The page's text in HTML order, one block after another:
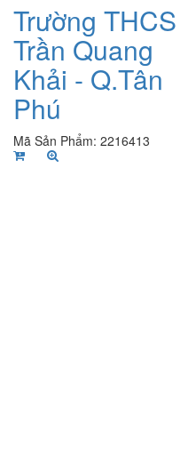
Trường THCS
Trần Quang
Khải - Q.Tân
Phú
Mã Sản Phẩm: 2216413